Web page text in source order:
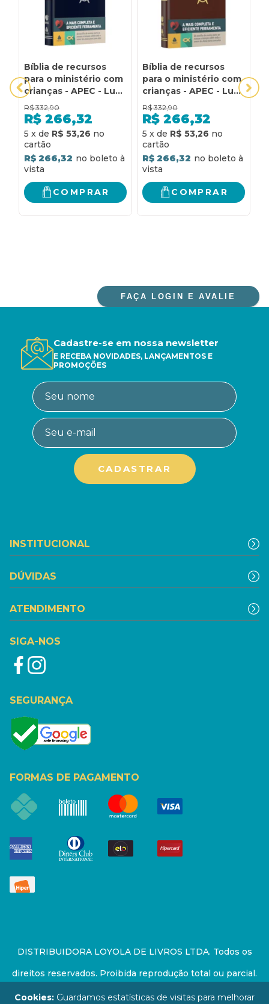
Bíblia de recursos
para o ministério com
crianças - APEC - Luxo
PU Azul: ferramenta
de auxílio de ensino
para as nossas
crianças sobre todo o
amor de Jesus para
com elas
R$ 332,90
R$ 266,32
5 x de R$ 53,26
R$ 266,32
COMPRAR
Bíblia de recursos
para o ministério com
crianças - APEC - Luxo
PU marrom:
ferramenta de auxílio
de ensino para as
nossas crianças sobre
todo o amor de Jesus
para com elas
R$ 332,90
R$ 266,32
5 x de R$ 53,26
R$ 266,32
COMPRAR
FAÇA LOGIN E AVALIE
Cadastre-se em nossa newsletter
E RECEBA NOVIDADES, LANÇAMENTOS E
PROMOÇÕES
INSTITUCIONAL
DÚVIDAS
ATENDIMENTO
SIGA-NOS
SEGURANÇA
FORMAS DE PAGAMENTO
DISTRIBUIDORA LOYOLA DE LIVROS LTDA. Todos os
direitos reservados. Proibida reprodução total ou parcial.
Preços e estoque sujeito a alterações sem aviso prévio.
Cookies: Guardamos estatísticas de visitas para melhorar